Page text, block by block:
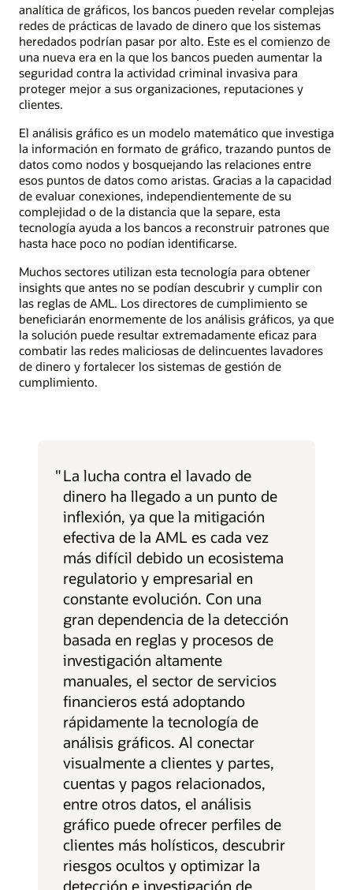
analítica de gráficos, los bancos pueden revelar complejas
redes de prácticas de lavado de dinero que los sistemas
heredados podrían pasar por alto. Este es el comienzo de
una nueva era en la que los bancos pueden aumentar la
seguridad contra la actividad criminal invasiva para
proteger mejor a sus organizaciones, reputaciones y
clientes.
El análisis gráfico es un modelo matemático que investiga
la información en formato de gráfico, trazando puntos de
datos como nodos y bosquejando las relaciones entre
esos puntos de datos como aristas. Gracias a la capacidad
de evaluar conexiones, independientemente de su
complejidad o de la distancia que la separe, esta
tecnología ayuda a los bancos a reconstruir patrones que
hasta hace poco no podían identificarse.
Muchos sectores utilizan esta tecnología para obtener
insights que antes no se podían descubrir y cumplir con
las reglas de AML. Los directores de cumplimiento se
beneficiarán enormemente de los análisis gráficos, ya que
la solución puede resultar extremadamente eficaz para
combatir las redes maliciosas de delincuentes lavadores
de dinero y fortalecer los sistemas de gestión de
cumplimiento.
"La lucha contra el lavado de
dinero ha llegado a un punto de
inflexión, ya que la mitigación
efectiva de la AML es cada vez
más difícil debido un ecosistema
regulatorio y empresarial en
constante evolución. Con una
gran dependencia de la detección
basada en reglas y procesos de
investigación altamente
manuales, el sector de servicios
financieros está adoptando
rápidamente la tecnología de
análisis gráficos. Al conectar
visualmente a clientes y partes,
cuentas y pagos relacionados,
entre otros datos, el análisis
gráfico puede ofrecer perfiles de
clientes más holísticos, descubrir
riesgos ocultos y optimizar la
detección e investigación de